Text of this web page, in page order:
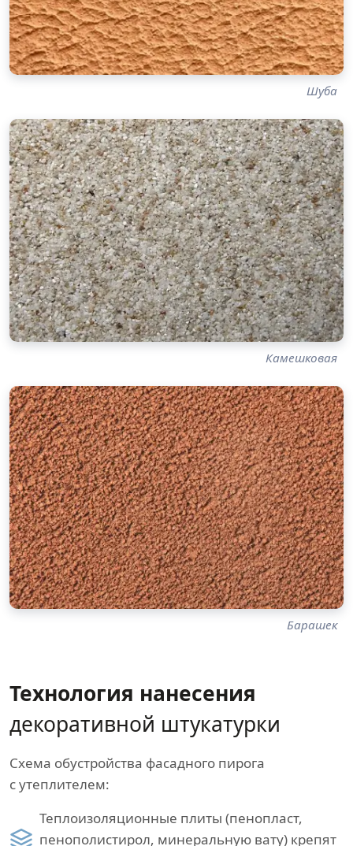
Шуба
Камешковая
Барашек
Технология нанесения
декоративной штукатурки
Схема обустройства фасадного пирога
с утеплителем:
Теплоизоляционные плиты (пенопласт,
пенополистирол, минеральную вату) крепят